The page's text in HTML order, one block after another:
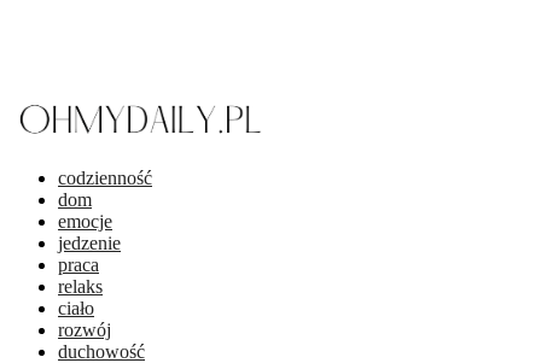
codzienność
dom
emocje
jedzenie
praca
relaks
ciało
rozwój
duchowość